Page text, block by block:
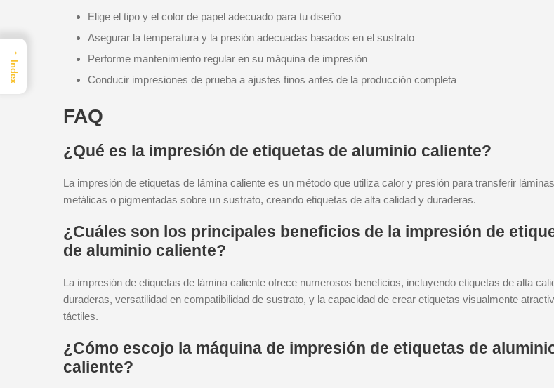
Elige el tipo y el color de papel adecuado para tu diseño
Asegurar la temperatura y la presión adecuadas basados en el sustrato
Performe mantenimiento regular en su máquina de impresión
Conducir impresiones de prueba a ajustes finos antes de la producción completa
FAQ
¿Qué es la impresión de etiquetas de aluminio caliente?
La impresión de etiquetas de lámina caliente es un método que utiliza calor y presión para transferir láminas
metálicas o pigmentadas sobre un sustrato, creando etiquetas de alta calidad y duraderas.
¿Cuáles son los principales beneficios de la impresión de
de aluminio caliente?
La impresión de etiquetas de lámina caliente ofrece numerosos beneficios, incluyendo etiquetas de alta
duraderas, versatilidad en compatibilidad de sustrato, y la capacidad de crear etiquetas visualmente
táctiles.
¿Cómo escojo la máquina de impresión de etiquetas de
caliente?
→
Index